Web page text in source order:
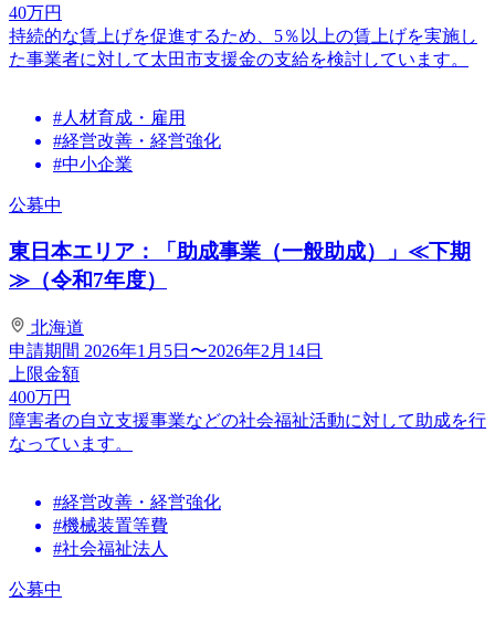
40万円
持続的な賃上げを促進するため、5％以上の賃上げを実施し
た事業者に対して太田市支援金の支給を検討しています。
#人材育成・雇用
#経営改善・経営強化
#中小企業
公募中
東日本エリア：「助成事業（一般助成）」≪下期
≫（令和7年度）
北海道
申請期間 2026年1月5日〜2026年2月14日
上限金額
400万円
障害者の自立支援事業などの社会福祉活動に対して助成を行
なっています。
#経営改善・経営強化
#機械装置等費
#社会福祉法人
公募中